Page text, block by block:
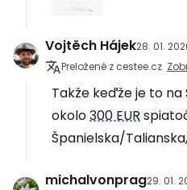
Vojtěch Hájek28. 01.
Preložené z cestee.cz
Takže keďže je to na
okolo300 EUR
Španielska/
michalvonprag29. 01.